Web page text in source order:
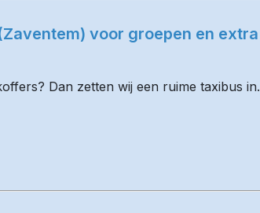
voor groepen en extra
Dan zetten wij een ruime taxibus in.